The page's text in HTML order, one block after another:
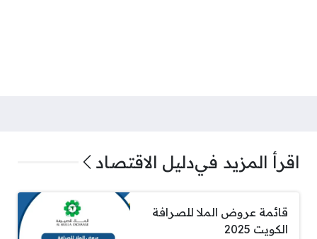
اقرأ المزيد فيدليل الاقتصاد
قائمة عروض الملا للصرافة
الكويت 2025